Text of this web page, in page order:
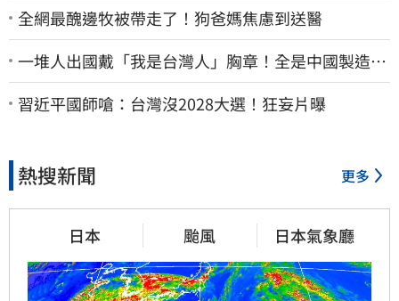
全網最醜邊牧被帶走了！狗爸媽焦慮到送醫
一堆人出國戴「我是台灣人」胸章！全是中國製造
Cheap酸：精神分裂
習近平國師嗆：台灣沒2028大選！狂妄片曝
熱搜新聞 更多
日本 颱風 日本氣象廳